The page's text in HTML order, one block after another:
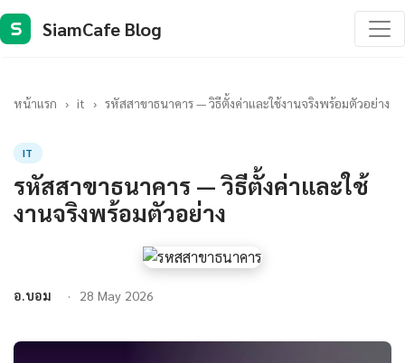
S SiamCafe Blog
หน้าแรก › it › รหัสสาขาธนาคาร — วิธีตั้งค่าและใช้งานจริงพร้อมตัวอย่าง
IT
รหัสสาขาธนาคาร — วิธีตั้งค่าและใช้
งานจริงพร้อมตัวอย่าง
อ.บอม 28 May 2026